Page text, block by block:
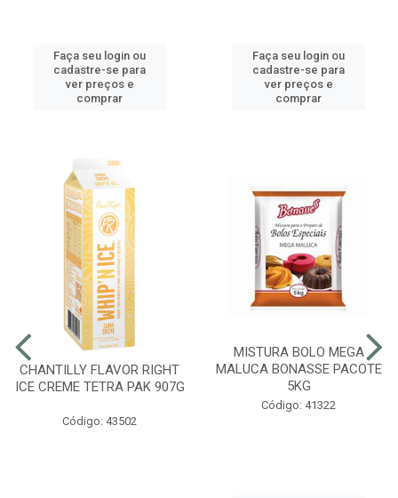
Faça seu login ou
cadastre-se para
ver preços e
comprar
Faça seu login ou
cadastre-se para
ver preços e
comprar
CHANTILLY FLAVOR RIGHT
ICE CREME TETRA PAK 907G
Código: 43502
MISTURA BOLO MEGA
MALUCA BONASSE PACOTE
5KG
Código: 41322